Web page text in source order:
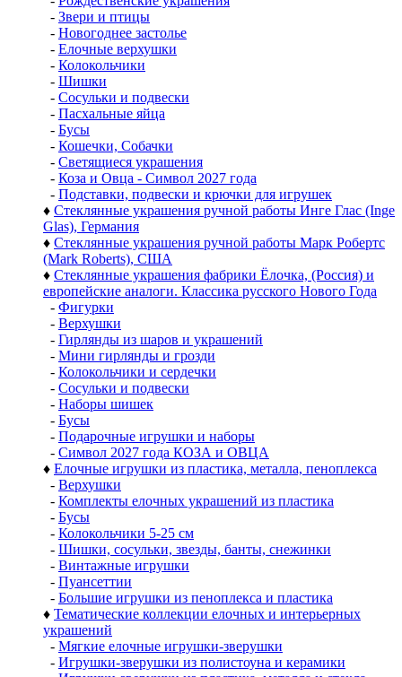
- Звери и птицы
- Новогоднее застолье
- Елочные верхушки
- Колокольчики
- Шишки
- Сосульки и подвески
- Пасхальные яйца
- Бусы
- Кошечки, Собачки
- Светящиеся украшения
- Коза и Овца - Символ 2027 года
- Подставки, подвески и крючки для игрушек
♦ Стеклянные украшения ручной работы Инге Глас (Inge
Glas), Германия
♦ Стеклянные украшения ручной работы Марк Робертс
(Mark Roberts), США
♦ Стеклянные украшения фабрики Ёлочка, (Россия) и
европейские аналоги. Классика русского Нового Года
- Фигурки
- Верхушки
- Гирлянды из шаров и украшений
- Мини гирлянды и грозди
- Колокольчики и сердечки
- Сосульки и подвески
- Наборы шишек
- Бусы
- Подарочные игрушки и наборы
- Символ 2027 года КОЗА и ОВЦА
♦ Елочные игрушки из пластика, металла, пеноплекса
- Верхушки
- Комплекты елочных украшений из пластика
- Бусы
- Колокольчики 5-25 см
- Шишки, сосульки, звезды, банты, снежинки
- Винтажные игрушки
- Пуансеттии
- Большие игрушки из пеноплекса и пластика
♦ Тематические коллекции елочных и интерьерных
украшений
- Мягкие елочные игрушки-зверушки
- Игрушки-зверушки из полистоуна и керамики